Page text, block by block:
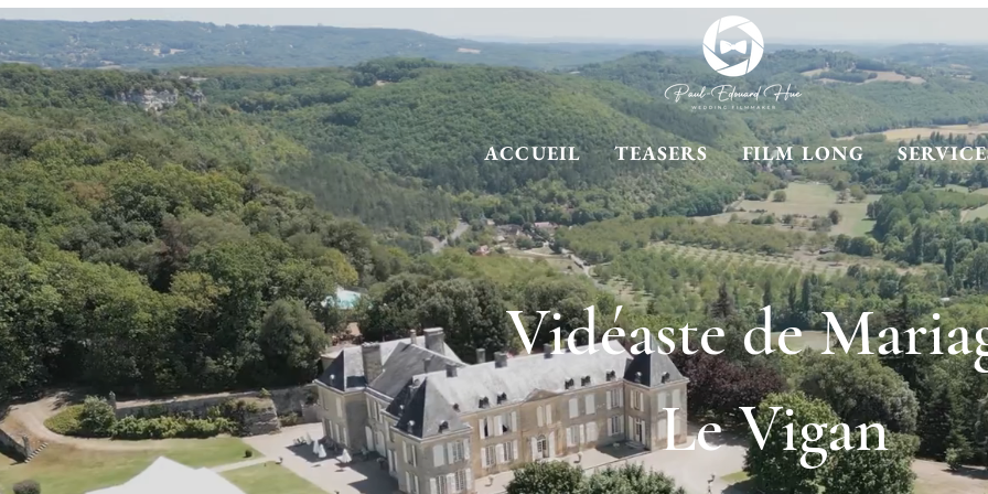
ACCUEIL TEASERS FILM LONG
Vidéaste de
Le Vigan